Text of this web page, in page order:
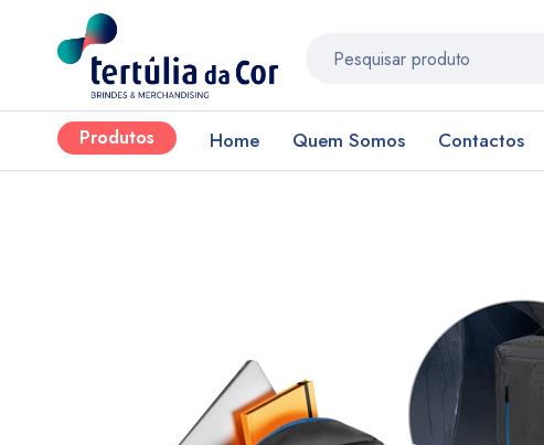
Produtos Home Quem Somos Contactos